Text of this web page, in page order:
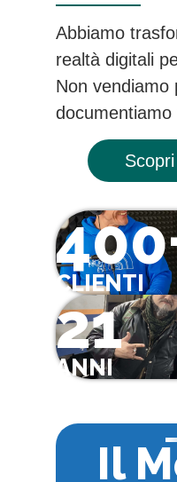
Abbiamo
realtà digitali
Non vendiamo
documentiamo
CLIENTI
21
ANNI
Il